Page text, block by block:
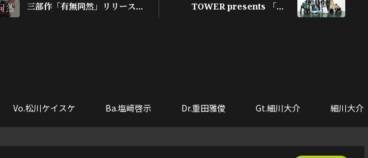
三部作「有無同然」リリースイ
TOWER presents 「Me
Vo.松川ケイスケ Ba.塩﨑啓示 Dr.重田雅俊 Gt.細川大介 細川大介